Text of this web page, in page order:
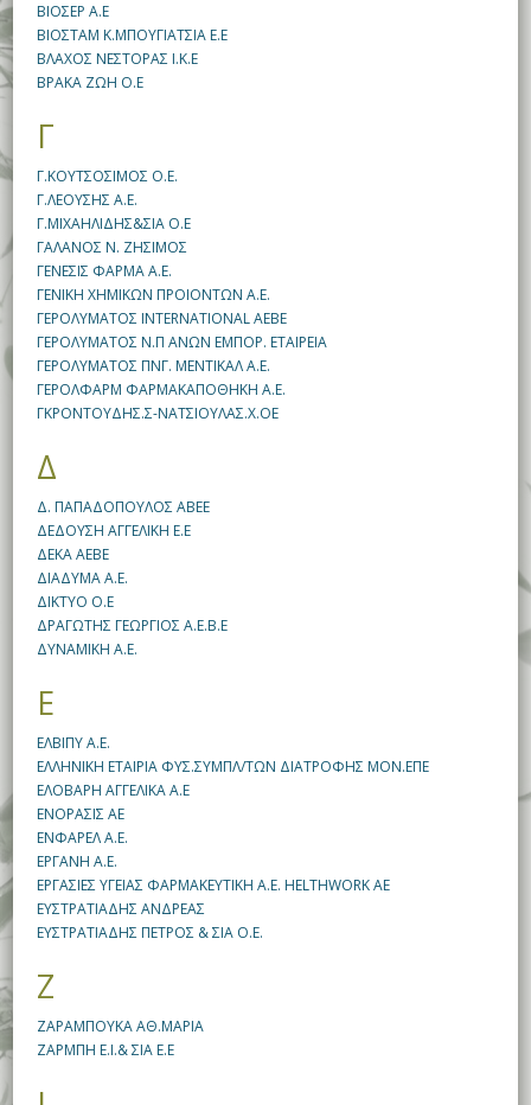
ΒΙΟΣΕΡ Α.Ε
ΒΙΟΣΤΑΜ Κ.ΜΠΟΥΓΙΑΤΣΙΑ Ε.Ε
ΒΛΑΧΟΣ ΝΕΣΤΟΡΑΣ Ι.Κ.Ε
ΒΡΑΚΑ ΖΩΗ Ο.Ε
Γ
Γ.ΚΟΥΤΣΟΣΙΜΟΣ Ο.Ε.
Γ.ΛΕΟΥΣΗΣ Α.Ε.
Γ.ΜΙΧΑΗΛΙΔΗΣ&ΣΙΑ Ο.Ε
ΓΑΛΑΝΟΣ Ν. ΖΗΣΙΜΟΣ
ΓΕΝΕΣΙΣ ΦΑΡΜΑ Α.Ε.
ΓΕΝΙΚΗ ΧΗΜΙΚΩΝ ΠΡΟΙΟΝΤΩΝ Α.Ε.
ΓΕΡΟΛΥΜΑΤΟΣ INTERNATIONAL ΑΕΒΕ
ΓΕΡΟΛΥΜΑΤΟΣ Ν.Π ΑΝΩΝ ΕΜΠΟΡ. ΕΤΑΙΡΕΙΑ
ΓΕΡΟΛΥΜΑΤΟΣ ΠΝΓ. ΜΕΝΤΙΚΑΛ Α.Ε.
ΓΕΡΟΛΦΑΡΜ ΦΑΡΜΑΚΑΠΟΘΗΚΗ Α.Ε.
ΓΚΡΟΝΤΟΥΔΗΣ.Σ-ΝΑΤΣΙΟΥΛΑΣ.Χ.ΟΕ
Δ
Δ. ΠΑΠΑΔΟΠΟΥΛΟΣ ΑΒΕΕ
ΔΕΔΟΥΣΗ ΑΓΓΕΛΙΚΗ Ε.Ε
ΔΕΚΑ ΑΕΒΕ
ΔΙΑΔΥΜΑ Α.Ε.
ΔΙΚΤΥΟ Ο.Ε
ΔΡΑΓΩΤΗΣ ΓΕΩΡΓΙΟΣ Α.Ε.Β.Ε
ΔΥΝΑΜΙΚΗ Α.Ε.
Ε
ΕΛΒΙΠΥ Α.Ε.
ΕΛΛΗΝΙΚΗ ΕΤΑΙΡΙΑ ΦΥΣ.ΣΥΜΠΛ/ΤΩΝ ΔΙΑΤΡΟΦΗΣ ΜΟΝ.ΕΠΕ
ΕΛΟΒΑΡΗ ΑΓΓΕΛΙΚΑ Α.Ε
ΕΝΟΡΑΣΙΣ ΑΕ
ΕΝΦΑΡΕΛ Α.Ε.
ΕΡΓΑΝΗ Α.Ε.
ΕΡΓΑΣΙΕΣ ΥΓΕΙΑΣ ΦΑΡΜΑΚΕΥΤΙΚΗ Α.Ε. HELTHWORK AE
ΕΥΣΤΡΑΤΙΑΔΗΣ ΑΝΔΡΕΑΣ
ΕΥΣΤΡΑΤΙΑΔΗΣ ΠΕΤΡΟΣ & ΣΙΑ Ο.Ε.
Ζ
ΖΑΡΑΜΠΟΥΚΑ ΑΘ.ΜΑΡΙΑ
ΖΑΡΜΠΗ Ε.Ι.& ΣΙΑ Ε.Ε